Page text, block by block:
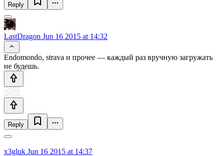
Reply
LastDragon Jun 16 2015 at 14:32
Endomondo, strava и прочее — каждый раз вручную загружать
не будешь.
Reply
x3gluk Jun 16 2015 at 14:37